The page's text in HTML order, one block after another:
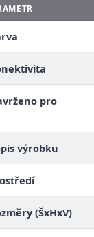
pro
výrobku
(ŠxHxV)